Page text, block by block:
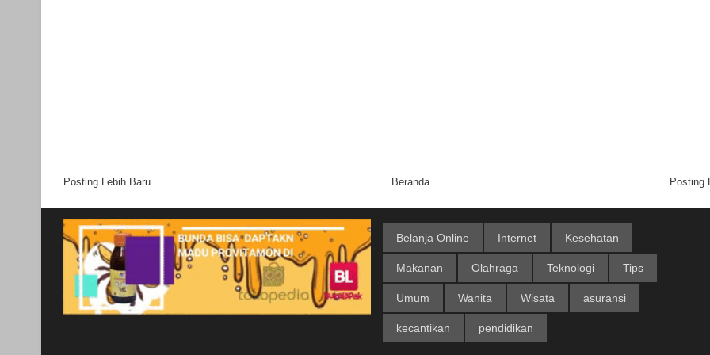
Posting Lebih Baru Posting
Beranda
Belanja Online Internet Kesehatan
Makanan Olahraga Teknologi Tips
Umum Wanita Wisata asuransi
kecantikan pendidikan